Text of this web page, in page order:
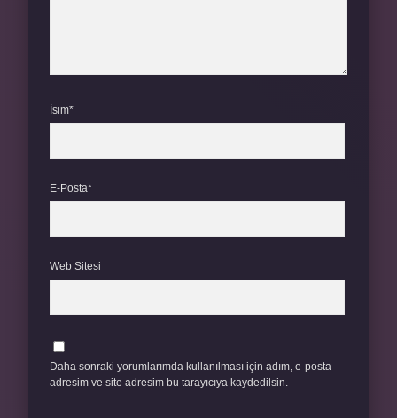
İsim*
E-Posta*
Web Sitesi
Daha sonraki yorumlarımda kullanılması için adım, e-posta
adresim ve site adresim bu tarayıcıya kaydedilsin.